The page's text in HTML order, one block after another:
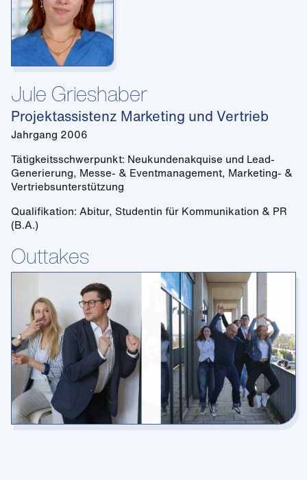
Jule Grieshaber
Projektassistenz Marketing und Vertrieb
Jahrgang 2006
Tätigkeitsschwerpunkt: Neukundenakquise und Lead-
Generierung, Messe- & Eventmanagement, Marketing- &
Vertriebsunterstützung
Qualifikation: Abitur, Studentin für Kommunikation & PR
(B.A.)
Outtakes